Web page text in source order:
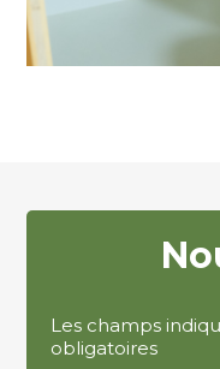
Les champs
obligatoires